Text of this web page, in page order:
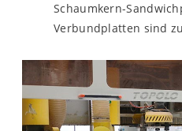
Schaumkern-
Verbundplatten sind